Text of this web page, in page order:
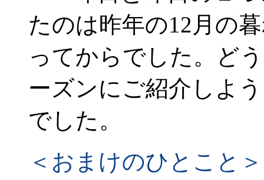
たのは昨年の12月の
ってからでした。ど
ーズンにご紹介しよ
でした。
＜おまけのひとこと＞